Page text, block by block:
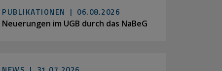
PUBLIKATIONEN | 06.08.2026
Neuerungen im UGB durch das NaBeG